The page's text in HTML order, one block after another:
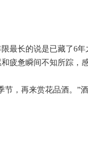
最长的说是已藏了6
疲惫瞬间不知所踪，
，再来赏花品酒。”